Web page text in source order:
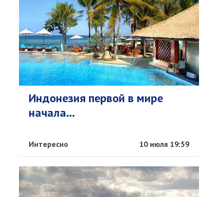
Индонезия первой в мире
начала...
Интересно 10 июля 19:59